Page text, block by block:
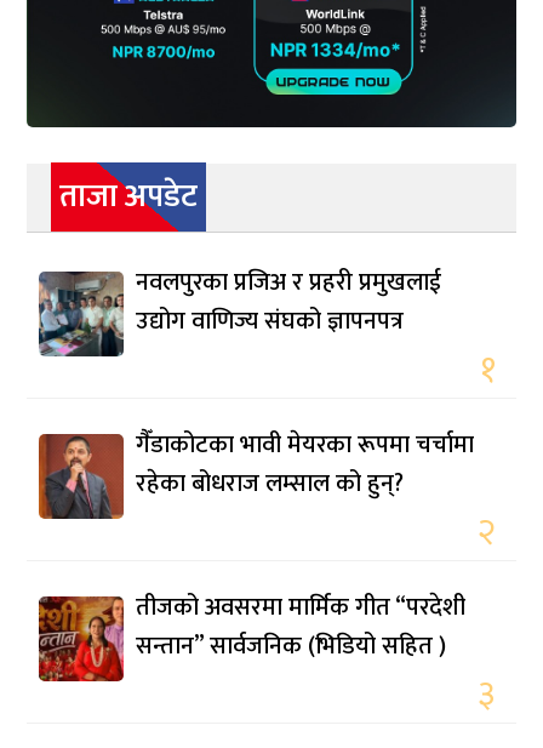
ताजा अपडेट
नवलपुरका प्रजिअ र प्रहरी प्रमुखलाई
उद्योग वाणिज्य संघको ज्ञापनपत्र
१
गैँडाकोटका भावी मेयरका रूपमा चर्चामा
रहेका बोधराज लम्साल को हुन्?
२
तीजको अवसरमा मार्मिक गीत “परदेशी
सन्तान” सार्वजनिक (भिडियो सहित )
३